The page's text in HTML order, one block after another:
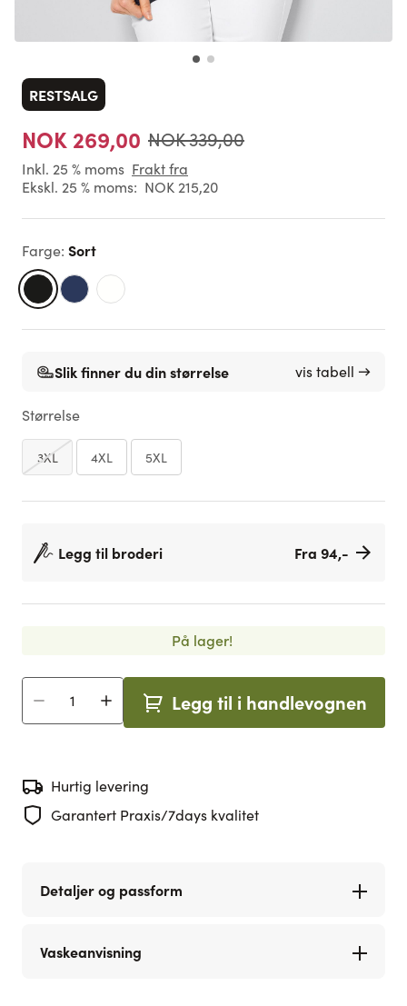
RESTSALG
NOK 269,00 NOK 339,00
Inkl. 25 % moms Frakt fra
Ekskl. 25 % moms: NOK 215,20
Farge: Sort
Slik finner du din størrelse vis tabell →
Størrelse
3XL 4XL 5XL
Legg til broderi Fra 94,-
På lager!
Antall Legg til i handlevognen
Hurtig levering
Garantert Praxis/7days kvalitet
Detaljer og passform
Vaskeanvisning